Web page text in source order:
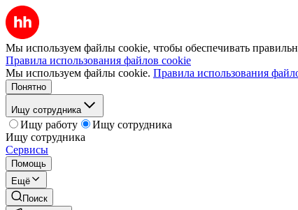
Мы используем файлы cookie, чтобы обеспечивать
Правила использования файлов cookie
Мы используем файлы cookie. Правила использования
Понятно
Ищу сотрудника
Ищу работу
Ищу сотрудника
Ищу сотрудника
Сервисы
Помощь
Ещё
Поиск